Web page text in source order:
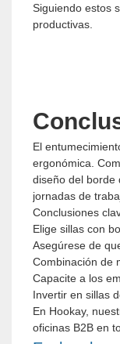
Siguiendo estos
productivas.
El
ergonómica.
diseño del borde
jornadas de
Conclusiones
Elige sillas con
Asegúrese de
Combinación de
Capacite a los
Invertir en sillas
En Hookay,
oficinas B2B en